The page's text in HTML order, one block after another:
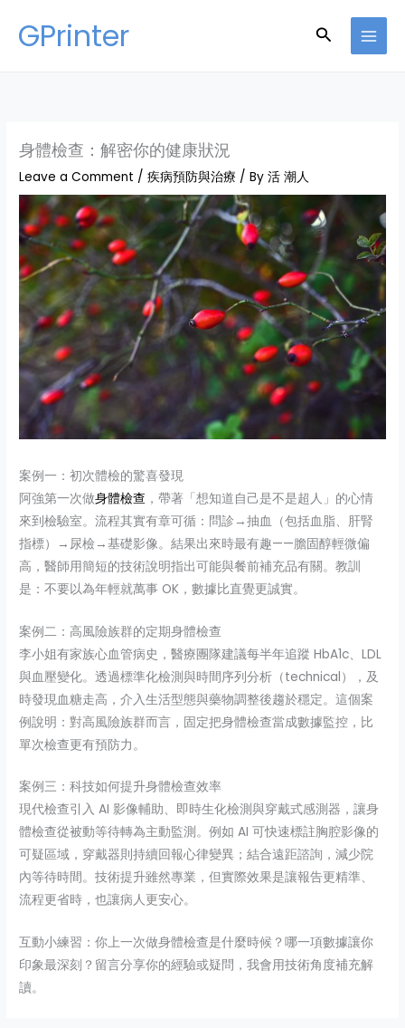
GPrinter Search
身體檢查：解密你的健康狀況
Leave a Comment /疾病預防與治療 / By活 潮人
案例一：初次體檢的驚喜發現
阿強第一次做身體檢查 ，帶著「想知道自己是不是超人」的心情
來到檢驗室。流程其實有章可循：問診→抽血（包括血脂、肝腎
指標）→尿檢→基礎影像。結果出來時最有趣——膽固醇輕微偏
高，醫師用簡短的技術說明指出可能與餐前補充品有關。教訓
是：不要以為年輕就萬事 OK，數據比直覺更誠實。
案例二：高風險族群的定期身體檢查
李小姐有家族心血管病史，醫療團隊建議每半年追蹤 HbA1c、LDL
與血壓變化。透過標準化檢測與時間序列分析（technical），及
時發現血糖走高，介入生活型態與藥物調整後趨於穩定。這個案
例說明：對高風險族群而言，固定把身體檢查當成數據監控，比
單次檢查更有預防力。
案例三：科技如何提升身體檢查效率
現代檢查引入 AI 影像輔助、即時生化檢測與穿戴式感測器，讓身
體檢查從被動等待轉為主動監測。例如 AI 可快速標註胸腔影像的
可疑區域，穿戴器則持續回報心律變異；結合遠距諮詢，減少院
內等待時間。技術提升雖然專業，但實際效果是讓報告更精準、
流程更省時，也讓病人更安心。
互動小練習：你上一次做身體檢查是什麼時候？哪一項數據讓你
印象最深刻？留言分享你的經驗或疑問，我會用技術角度補充解
讀。